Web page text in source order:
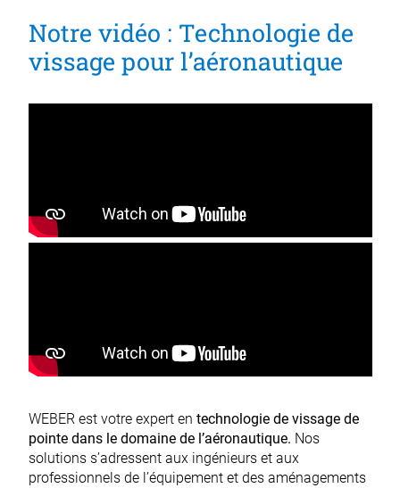
Notre vidéo : Technologie de
vissage pour l’aéronautique
WEBER est votre expert en technologie de vissage de
pointe dans le domaine de l’aéronautique. Nos
solutions s’adressent aux ingénieurs et aux
professionnels de l’équipement et des aménagements